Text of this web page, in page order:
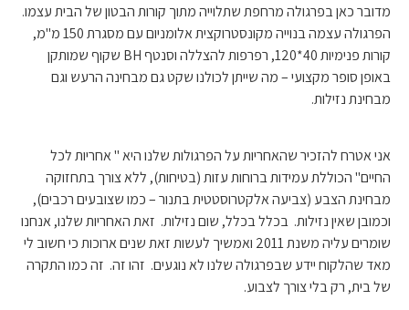
את
סיפור
ניר
–
אלומיניום
תלויה
בנס
ציונה
מדובר כאן בפרגולה מרחפת שתלוייה מתוך קורות הבטון של הבית עצמו.
הפרגולה עצמה בנוייה מקונסטרוקצית אלומניום עם מסגרת 150 מ"מ,
קורות פנימיות 40*120, רפרפות להצללה וסנטף BH שקוף שמותקן
באופן סופר מקצועי – מה שייתן לכולנו שקט גם מבחינה הרעש וגם
מבחינת נזילות.
אני אטרח להזכיר שהאחריות על הפרגולות שלנו היא " אחריות לכל
החיים" הכוללת עמידות ברוחות עזות (בטיחות), ללא צורך בתחזוקה
מבחינת הצבע (צביעה אלקטרוסטטית בתנור – כמו שצובעים רכבים),
וכמובן שאין נזילות. בכלל בכלל, שום נזילות. זאת האחריות שלנו, אנחנו
שומרים עליה משנת 2011 ואמשיך לעשות זאת שנים ארוכות כי חשוב לי
מאד שהלקוח יידע שבפרגולה שלנו לא נוגעים. זהו זה. זה כמו התקרה
של בית, רק בלי צורך לצבוע.